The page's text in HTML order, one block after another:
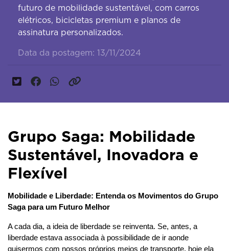
futuro de mobilidade sustentável, com carros
elétricos, bicicletas premium e planos de
assinatura personalizados.
Data da postagem: 13/11/2024
Grupo Saga: Mobilidade
Sustentável, Inovadora e
Flexível
Mobilidade e Liberdade: Entenda os Movimentos do Grupo
Saga para um Futuro Melhor
A cada dia, a ideia de liberdade se reinventa. Se, antes, a
liberdade estava associada à possibilidade de ir aonde
quisermos com nossos próprios meios de transporte, hoje ela